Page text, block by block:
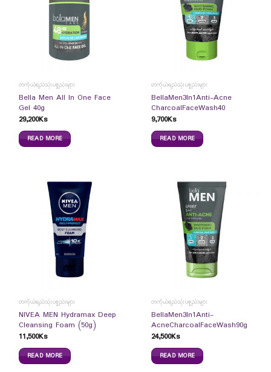
တကိုယ်ရည်သုံးပစ္စည်းများ
Bella Men All In One Face
Gel 40g
29,200Ks
READ MORE
တကိုယ်ရည်သုံးပစ္စည်းများ
BellaMen3In1Anti-Acne
CharcoalFaceWash40
9,700Ks
READ MORE
တကိုယ်ရည်သုံးပစ္စည်းများ
NIVEA MEN Hydramax Deep
Cleansing Foam (50g)
11,500Ks
READ MORE
တကိုယ်ရည်သုံးပစ္စည်းများ
BellaMen3In1Anti-
AcneCharcoalFaceWash90g
24,500Ks
READ MORE